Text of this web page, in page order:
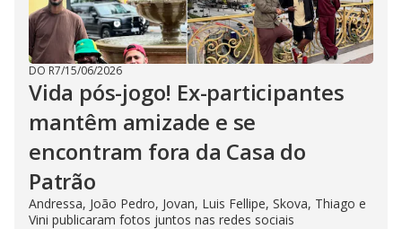
DO R7/15/06/2026
Vida pós-jogo! Ex-participantes
mantêm amizade e se
encontram fora da Casa do
Patrão
Andressa, João Pedro, Jovan, Luis Fellipe, Skova, Thiago e
Vini publicaram fotos juntos nas redes sociais